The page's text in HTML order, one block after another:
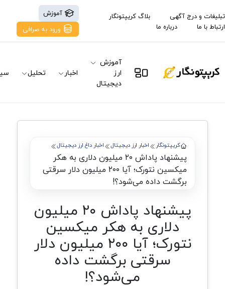
تبلیغات و درج آگهی
بلاگ کریپتونگار
ارتباط با ما
درباره ما
آموزش
ورود به صرافی
آموزش
ارز
دیجیتال
اخبار تحلیل
کریپتونگار اخبار ارز دیجیتال اخبار داغ ارز دیجیتال
پیشنهاد پاداش ۲۰ میلیون دلاری به هکر
میکسین نتورک؛ آیا ۲۰۰ میلیون دلار سرقتی
برگشت داده می‌شود؟!
پیشنهاد پاداش ۲۰ میلیون
دلاری به هکر میکسین
نتورک؛ آیا ۲۰۰ میلیون دلار
سرقتی برگشت داده
می‌شود؟!